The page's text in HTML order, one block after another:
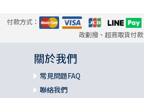
付款方式：
政劃撥、超商取貨付款
關於我們
常見問題FAQ
聯絡我們